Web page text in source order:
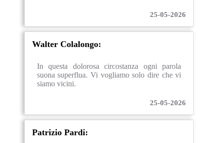
25-05-2026
Walter Colalongo:
In questa dolorosa circostanza ogni parola
suona superflua. Vi vogliamo solo dire che vi
siamo vicini.
25-05-2026
Patrizio Pardi: